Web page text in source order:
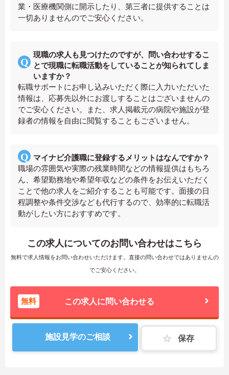
業・医療機関側に開示したり、第三者に提供することは
一切ありませんのでご安心ください。
現職の求人も見つけたのですが、問い合わせするこ
とで現職に転職活動をしていることが知られてしま
いますか？
転職サポートにお申し込みいただく際に入力いただいた
情報は、応募先以外にお渡しすることはございませんの
でご安心ください。また、求人掲載元の病院や施設が登
録者の情報を自由に閲覧することもございません。
マイナビ介護職に登録するメリットはなんですか？
職場の雰囲気や実際の残業時間などの情報提供はもちろ
ん、希望勤務地や希望年収などの条件をお伝えいただく
ことで他の求人をご紹介することも可能です。面接の日
程調整や条件交渉なども代行するので、効率的に転職活
動がしたい方におすすめです。
この求人についてのお問い合わせはこちら
無料で求人情報をお問い合わせいただけます。直接の問い合わせではありませんの
でご安心ください。
無料 この求人に問い合わせる
施設見学のご相談 保存